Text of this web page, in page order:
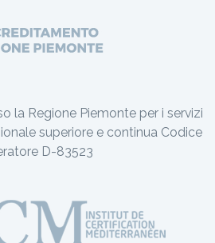
la Regione Piemonte per i servizi
superiore e continua Codice
D-83523